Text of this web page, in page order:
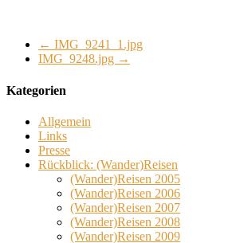
← IMG_9241_1.jpg
IMG_9248.jpg →
Kategorien
Allgemein
Links
Presse
Rückblick: (Wander)Reisen
(Wander)Reisen 2005
(Wander)Reisen 2006
(Wander)Reisen 2007
(Wander)Reisen 2008
(Wander)Reisen 2009